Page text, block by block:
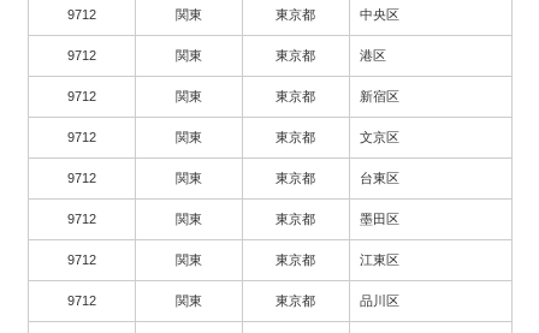
9712 関東 東京都 中央区
9712 関東 東京都 港区
9712 関東 東京都 新宿区
9712 関東 東京都 文京区
9712 関東 東京都 台東区
9712 関東 東京都 墨田区
9712 関東 東京都 江東区
9712 関東 東京都 品川区